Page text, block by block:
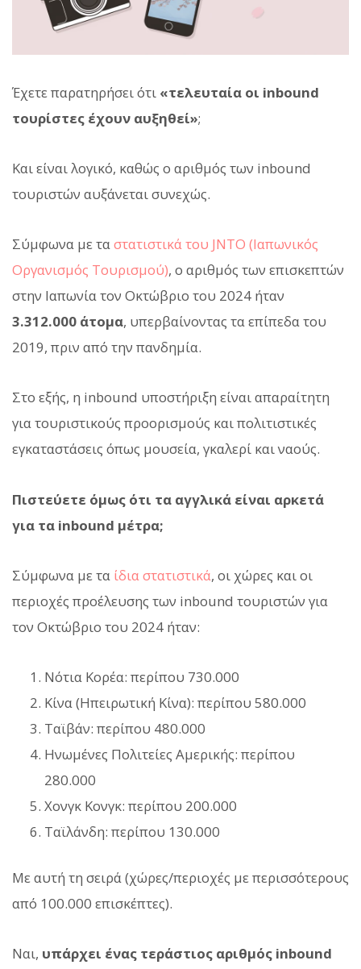
Έχετε παρατηρήσει ότι «τελευταία οι inbound
τουρίστες έχουν αυξηθεί»;
Και είναι λογικό, καθώς ο αριθμός των inbound
τουριστών αυξάνεται συνεχώς.
Σύμφωνα με ταστατιστικά του JNTO (Ιαπωνικός
Οργανισμός Τουρισμού), ο αριθμός των επισκεπτών
στην Ιαπωνία τον Οκτώβριο του 2024 ήταν
3.312.000 άτομα, υπερβαίνοντας τα επίπεδα του
2019, πριν από την πανδημία.
Στο εξής, η inbound υποστήριξη είναι απαραίτητη
για τουριστικούς προορισμούς και πολιτιστικές
εγκαταστάσεις όπως μουσεία, γκαλερί και ναούς.
Πιστεύετε όμως ότι τα αγγλικά είναι αρκετά
για τα inbound μέτρα;
Σύμφωνα με τα ίδια στατιστικά, οι χώρες και οι
περιοχές προέλευσης των inbound τουριστών για
τον Οκτώβριο του 2024 ήταν:
Νότια Κορέα: περίπου 730.000
Κίνα (Ηπειρωτική Κίνα): περίπου 580.000
Ταϊβάν: περίπου 480.000
Ηνωμένες Πολιτείες Αμερικής: περίπου
280.000
Χονγκ Κονγκ: περίπου 200.000
Ταϊλάνδη: περίπου 130.000
Με αυτή τη σειρά (χώρες/περιοχές με περισσότερους
από 100.000 επισκέπτες).
Ναι, υπάρχει ένας τεράστιος αριθμός inbound